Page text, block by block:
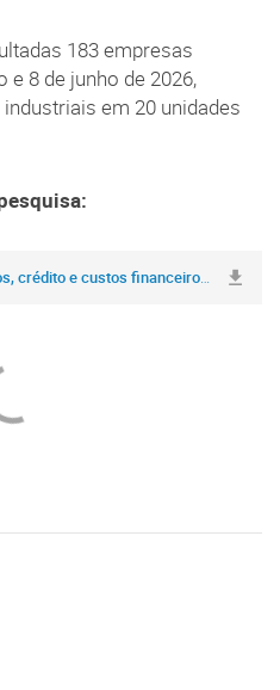
183 empresas
e 8 de junho de 2026,
em 20 unidades
e custos financeiros.pdf (618,2